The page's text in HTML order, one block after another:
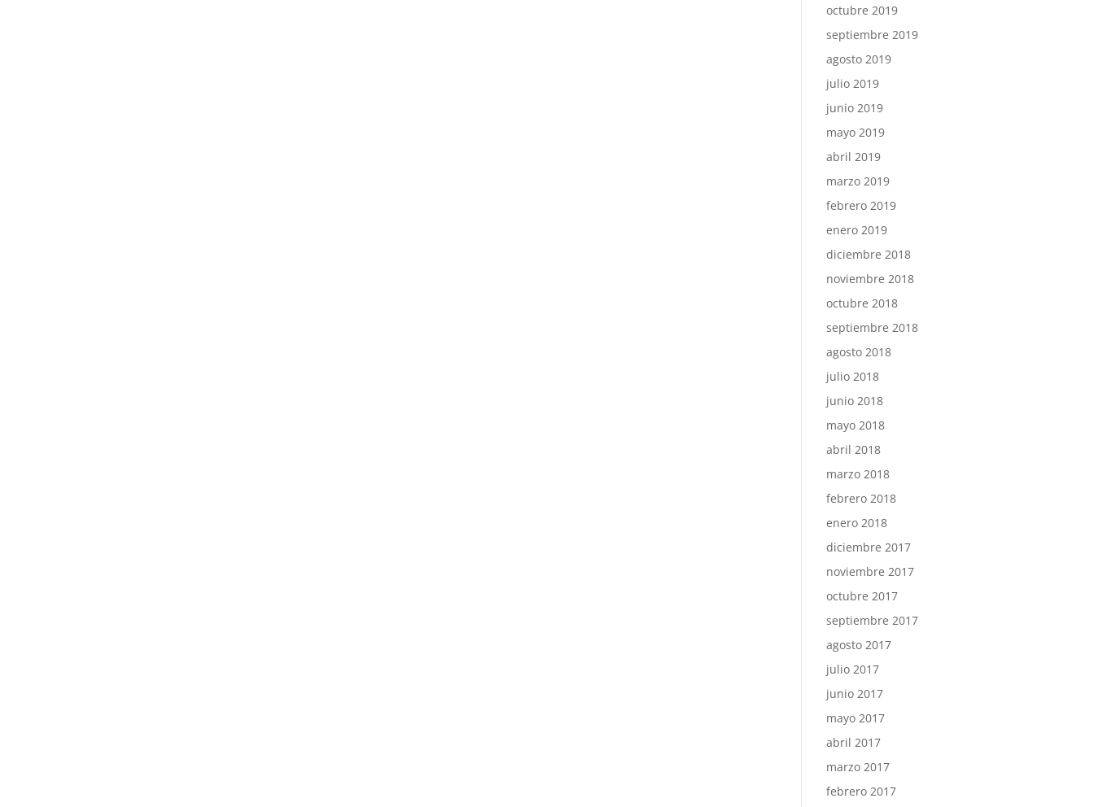
octubre 2019
septiembre 2019
agosto 2019
julio 2019
junio 2019
mayo 2019
abril 2019
marzo 2019
febrero 2019
enero 2019
diciembre 2018
noviembre 2018
octubre 2018
septiembre 2018
agosto 2018
julio 2018
junio 2018
mayo 2018
abril 2018
marzo 2018
febrero 2018
enero 2018
diciembre 2017
noviembre 2017
octubre 2017
septiembre 2017
agosto 2017
julio 2017
junio 2017
mayo 2017
abril 2017
marzo 2017
febrero 2017